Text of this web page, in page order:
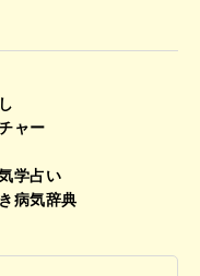
ャー
学占い
病気辞典